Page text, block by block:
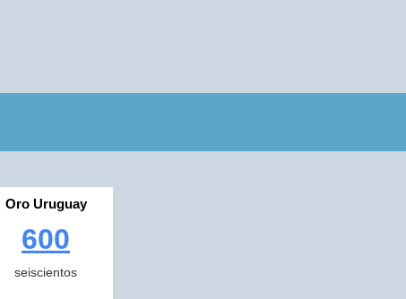
Oro Uruguay
600
seiscientos